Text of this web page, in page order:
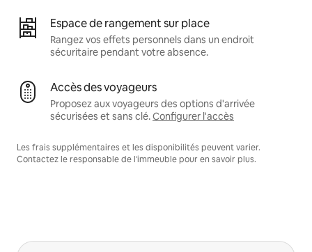
Espace de rangement sur place
Rangez vos effets personnels dans un endroit
sécuritaire pendant votre absence.
Accès des voyageurs
Proposez aux voyageurs des options d'arrivée
sécurisées et sans clé.Configurer l'accès
Les frais supplémentaires et les disponibilités peuvent varier.
Contactez le responsable de l'immeuble pour en savoir plus.